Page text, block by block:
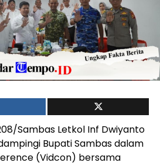
Sambas Letkol Inf Dwiyanto
Bupati Sambas dalam
(Vidcon) bersama